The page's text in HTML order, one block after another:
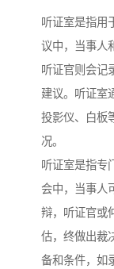
听证室是指用
议中，当事人
听证官则会记
建议。听证室
投影仪、白板
况。
听证室是指专
会中，当事人
辩，听证官或
估，终做出裁
备和条件，如